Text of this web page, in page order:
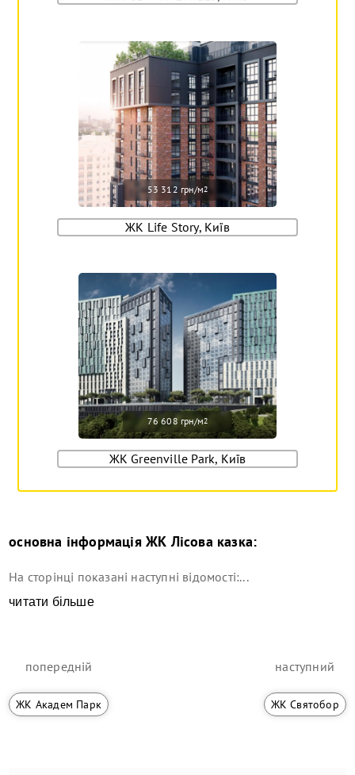
53 312 грн/м2
ЖК Life Story, Київ
76 608 грн/м2
ЖК Greenville Park, Київ
основна інформаціяЖК Лісова казка:
На сторінці показані наступні відомості:...
читати більше
попередній
ЖК Академ Парк
наступний
ЖК Святобор